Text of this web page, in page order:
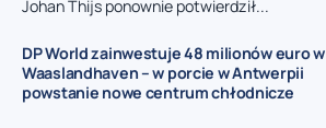
Johan Thijs ponownie potwierdził...
DP World zainwestuje 48 milionów euro w
Waaslandhaven – w porcie w Antwerpii
powstanie nowe centrum chłodnicze